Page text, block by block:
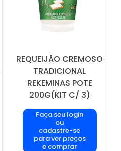
REQUEIJÃO CREMOSO
TRADICIONAL
REKEMINAS POTE
200G(KIT C/ 3)
Faça seu login
ou
cadastre-se
para ver preços
e comprar